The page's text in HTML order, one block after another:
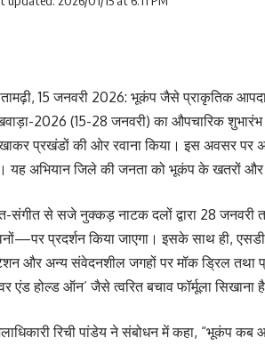
15 जनवरी 2026: भूकंप जैसे प्राकृतिक
2026 (15-28 जनवरी) का औपचारिक शुभारंभ
प्रखंडों की ओर रवाना किया। इस अवसर पर
यह अभियान जिले की जनता को भूकंप के खतरों और
संगीत से सजे नुक्कड़ नाटक दलों द्वारा 28
प्रदर्शन किया जाएगा। इसके साथ ही,
और अन्य संवेदनशील जगहों पर मॉक ड्रिल तथा
एंड होल्ड ऑन’ जैसे त्वरित बचाव फॉर्मूला सिखाना
रिची पांडेय ने संबोधन में कहा, “भूकंप कब